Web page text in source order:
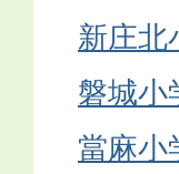
新庄北
磐城小
當麻小